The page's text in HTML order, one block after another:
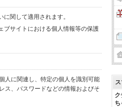
関して適用されます。
ブサイトにおける個人情報等の保護
人に関連し、特定の個人を識別可能
ス、パスワードなどの情報およびそ
ク
ち